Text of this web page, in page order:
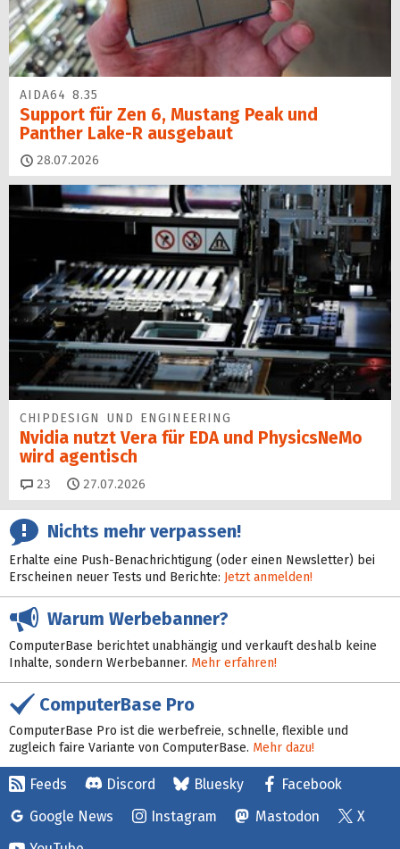
AIDA64 8.35
Support für Zen 6, Mustang Peak und
Panther Lake-R ausgebaut
28.07.2026
CHIPDESIGN UND ENGINEERING
Nvidia nutzt Vera für EDA und PhysicsNeMo
wird agentisch
23 Kommentare
27.07.2026
Nichts mehr verpassen!
Erhalte eine Push-Benachrichtigung (oder einen Newsletter) bei
Erscheinen neuer Tests und Berichte: Jetzt anmelden!
Warum Werbebanner?
ComputerBase berichtet unabhängig und verkauft deshalb keine
Inhalte, sondern Werbebanner. Mehr erfahren!
ComputerBase Pro
ComputerBase Pro ist die werbefreie, schnelle, flexible und
zugleich faire Variante von ComputerBase. Mehr dazu!
Feeds Discord Bluesky
Facebook
Google News
Instagram Mastodon
X